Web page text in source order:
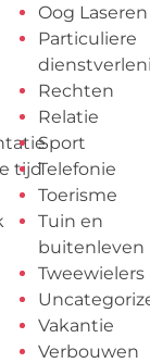
tijd
Oog Laseren
Particuliere
Rechten
Relatie
Sport
Telefonie
Toerisme
Tuin en
buitenleven
Tweewielers
Vakantie
Verbouwen